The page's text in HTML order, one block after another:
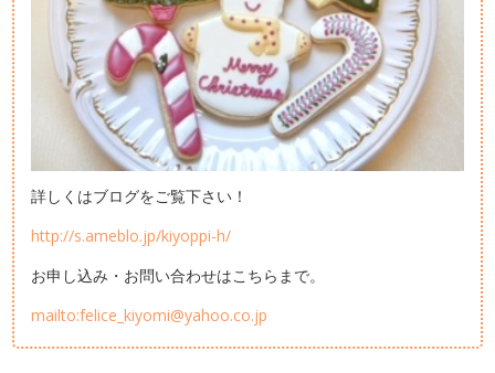
詳しくはブログをご覧下さい！
http://s.ameblo.jp/kiyoppi-h/
お申し込み・お問い合わせはこちらまで。
mailto:felice_kiyomi@yahoo.co.jp